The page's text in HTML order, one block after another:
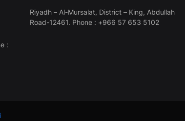
:
Riyadh – Al-Mursalat, District – King, Abdullah
Road-12461. Phone : +966 57 653 5102